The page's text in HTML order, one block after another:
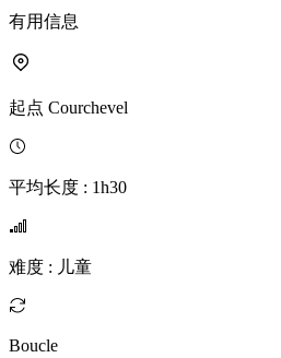
有用信息
起点 Courchevel
平均长度 : 1h30
难度 : 儿童
Boucle